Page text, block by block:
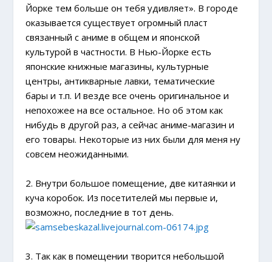
Йорке тем больше он тебя удивляет». В городе
оказывается существует огромный пласт
связанный с аниме в общем и японской
культурой в частности. В Нью-Йорке есть
японские книжные магазины, культурные
центры, антикварные лавки, тематические
бары и т.п. И везде все очень оригинальное и
непохожее на все остальное. Но об этом как
нибудь в другой раз, а сейчас аниме-магазин и
его товары. Некоторые из них были для меня ну
совсем неожиданными.
2. Внутри большое помещение, две китаянки и
куча коробок. Из посетителей мы первые и,
возможно, последние в тот день.
3. Так как в помещении творится небольшой